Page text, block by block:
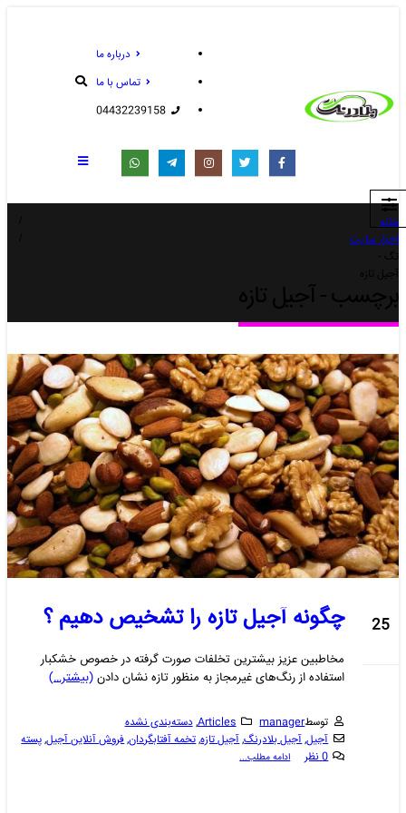
درباره ما
تماس با ما
04432239158
خانه
اخبار سایت
25 چگونه آجیل تازه را تشخیص دهیم ؟
مخاطبین عزیز بیشترین تخلفات صورت گرفته در خصوص خشکبار
استفاده از رنگ‌های غیرمجاز به منظور تازه نشان دادن (بیشتر…)
توسطmanager
Articles
,دسته‌بندی نشده
آجیل,آجیل بلادرنگ,آجیل تازه,تخمه آفتابگردان,فروش آنلاین آجیل,پسته
0 نظر
ادامه مطلب...